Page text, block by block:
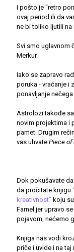
I pošto je “retro
ovaj period ili da
ne bi toliko ljutili na
Svi smo uglavnom
Merkur.
Iako se zapravo
poruka - vraćanje i
ponavljanje
Astrolozi takođe
novim projektima i
pamet. Drugim
vas uhvate.Piece of
Dok pokušavate
da pročitate knjigu
kreativnost” koju
Farnel jer upravo
pojavom, nećemo
Knjiga nas vodi
priče i uvide i na